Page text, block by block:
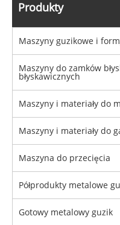
Produkty
Maszyny guzikowe i
Maszyny do zamków
błyskawicznych
Maszyny i materiały do
Maszyny i materiały do
Maszyna do przecięcia
Półprodukty metalowe
Gotowy metalowy guzik